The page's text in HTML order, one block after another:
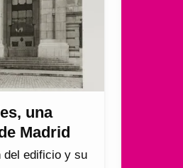
una
Madrid
del edificio y su